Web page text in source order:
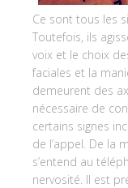
Ce sont tous les
Toutefois, ils
voix et le choix
faciales et la
demeurent des
nécessaire de
certains signes
de l’appel. De la
s’entend au
nervosité. Il est